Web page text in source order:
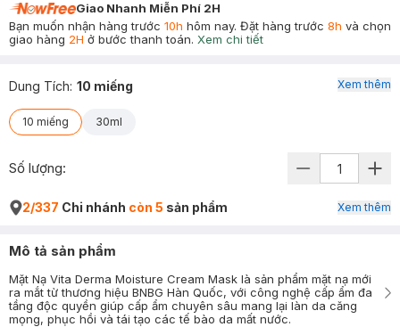
Giao Nhanh Miễn Phí 2H
Bạn muốn nhận hàng trước 10h hôm nay. Đặt hàng trước 8h và chọn
giao hàng 2H ở bước thanh toán. Xem chi tiết
Dung Tích: 10 miếng
10 miếng 30ml
Xem thêm
Số lượng:
2/337 Chi nhánh còn 5 sản phẩm Xem thêm
Mô tả sản phẩm
Mặt Nạ Vita Derma Moisture Cream Mask là sản phẩm mặt nạ mới
ra mắt từ thương hiệu BNBG Hàn Quốc, với công nghệ cấp ẩm đa
tầng độc quyền giúp cấp ẩm chuyên sâu mang lại làn da căng
mọng, phục hồi và tái tạo các tế bào da mất nước.